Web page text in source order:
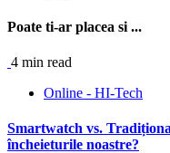
Poate ti-ar placea si ...
4 min read
Online - HI-Tech
Smartwatch vs.
încheieturile noastre?